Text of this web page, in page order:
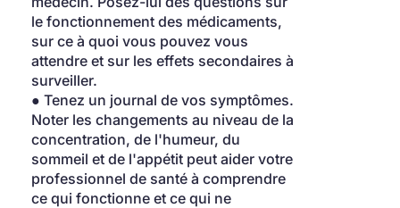
le fonctionnement des médicaments,
sur ce à quoi vous pouvez vous
attendre et sur les effets secondaires à
surveiller.
● Tenez un journal de vos symptômes.
Noter les changements au niveau de la
concentration, de l'humeur, du
sommeil et de l'appétit peut aider votre
professionnel de santé à comprendre
ce qui fonctionne et ce qui ne